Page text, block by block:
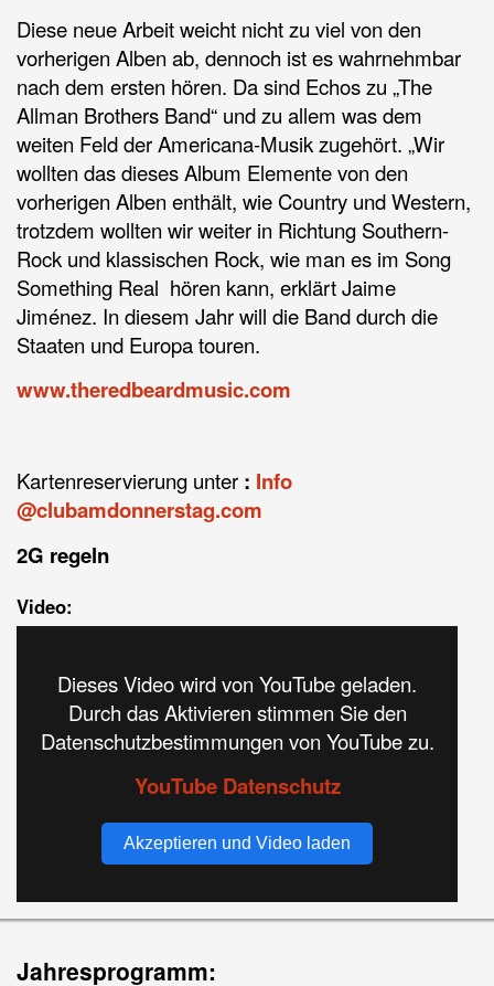
Diese neue Arbeit weicht nicht zu viel von den
vorherigen Alben ab, dennoch ist es wahrnehmbar
nach dem ersten hören. Da sind Echos zu „The
Allman Brothers Band“ und zu allem was dem
weiten Feld der Americana-Musik zugehört. „Wir
wollten das dieses Album Elemente von den
vorherigen Alben enthält, wie Country und Western,
trotzdem wollten wir weiter in Richtung Southern-
Rock und klassischen Rock, wie man es im Song
Something Real hören kann, erklärt Jaime
Jiménez. In diesem Jahr will die Band durch die
Staaten und Europa touren.
www.theredbeardmusic.com
Kartenreservierung unter : Info
@clubamdonnerstag.com
2G regeln
Video:
Dieses Video wird von YouTube geladen.
Durch das Aktivieren stimmen Sie den
Datenschutzbestimmungen von YouTube zu.
YouTube Datenschutz
Akzeptieren und Video laden
Jahresprogramm: